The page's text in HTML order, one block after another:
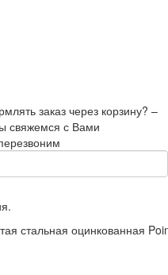
заказ через корзину? –
свяжемся с Вами
стальная оцинкованная